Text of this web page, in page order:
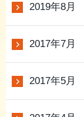
2019年8月
2017年7月
2017年5月